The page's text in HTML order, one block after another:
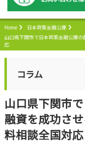
Home
日本政策金融公庫
山口県下関市で日本政策金融公庫
応
コラム
山口県下関市
融資を成功さ
料相談全国対応